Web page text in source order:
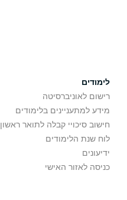
לימודים
רישום לאוניברסיטה
מידע למתעניינים בלימודים
חישוב סיכויי קבלה לתואר ראשון
לוח שנת הלימודים
ידיעונים
כניסה לאזור האישי